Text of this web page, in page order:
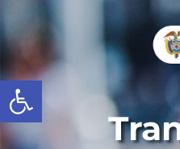
Abrir barra de herramientas